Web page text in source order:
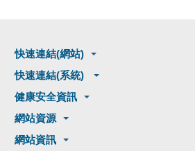
快速連結(網站)
快速連結(系統)
健康安全資訊
網站資源
網站資訊